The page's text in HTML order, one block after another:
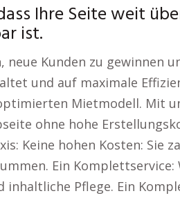
Ihre Seite weit
ist.
neue Kunden zu gewinnen
und auf maximale
Mietmodell. Mit
ohne hohe
Keine hohen Kosten: Sie
Ein
inhaltliche Pflege. Ein